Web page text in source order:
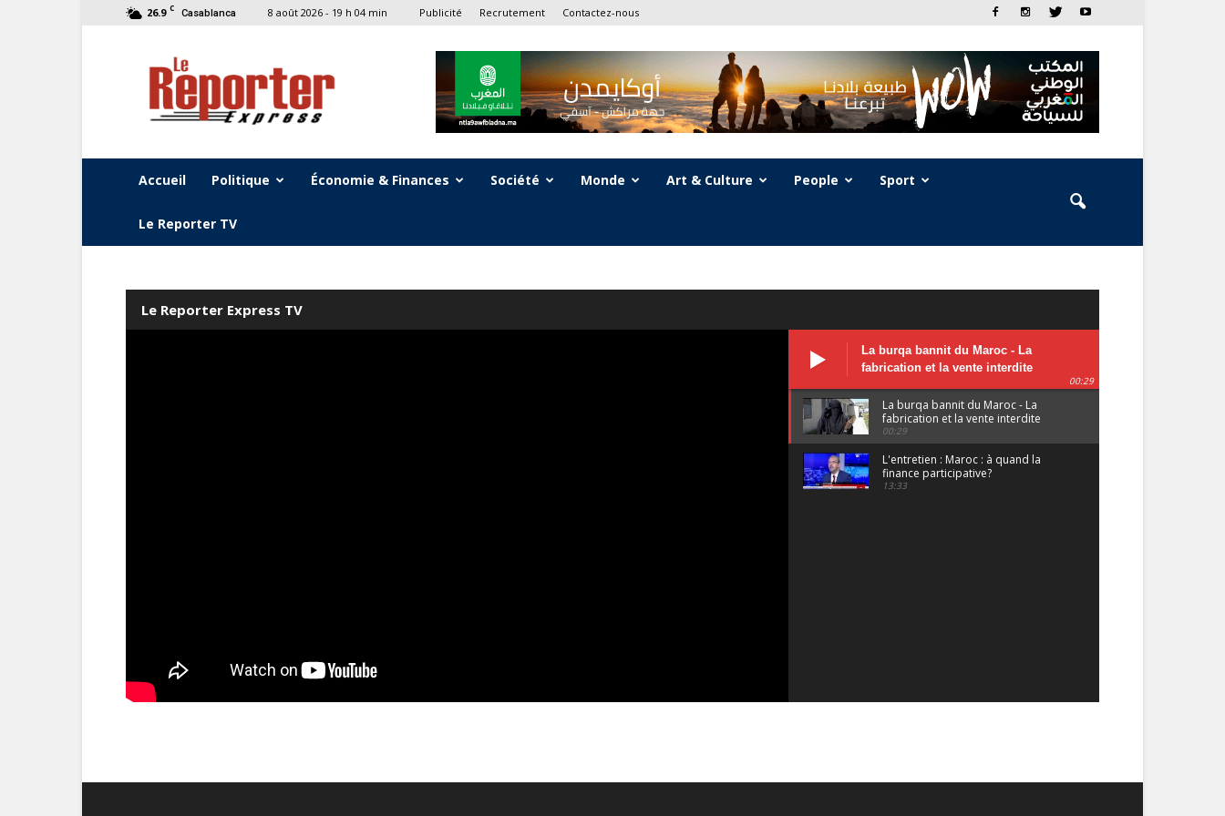
26.9 C Casablanca 8 août 2026 - 19 h 04 min Publicité Recrutement Contactez-nous
Le
Reporter
Express
Accueil Politique Économie & Finances Société Monde Art & Culture People Sport
Le Reporter TV
Le Reporter Express TV
La burqa bannit du Maroc - La
fabrication et la vente interdite
00:29
La burqa bannit du Maroc - La
fabrication et la vente interdite
00:29
L'entretien : Maroc : à quand la
finance participative?
13:33